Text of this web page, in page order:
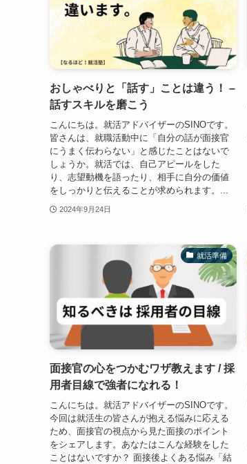
おしゃべりと「話す」ことは違う！ –
話すスキルを磨こう
こんにちは。就活アドバイザーのSINOです。
皆さんは、就職活動中に「自分の話が面接官
にうまく伝わらない」と感じたことはないで
しょうか。就活では、自己アピールをした
り、志望動機を語ったり、相手に自分の価値
をしっかりと伝えることが求められます。...
2024年9月24日
就活準備
面接官の心をつかむワザ教えます / 採
用者目線で強者になれる！
こんにちは。就活アドバイザーのSINOです。
今回は就活生の皆さんが抱える悩みに応える
ため、面接官の視点から見た面接のポイント
をシェアします。あなたはこんな経験をした
ことはないですか？ 面接後よくある悩み「結